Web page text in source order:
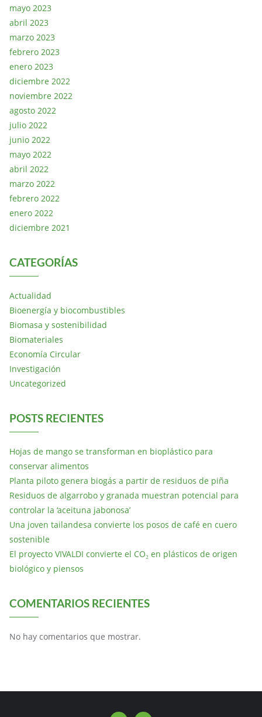
mayo 2023
abril 2023
marzo 2023
febrero 2023
enero 2023
diciembre 2022
noviembre 2022
agosto 2022
julio 2022
junio 2022
mayo 2022
abril 2022
marzo 2022
febrero 2022
enero 2022
diciembre 2021
CATEGORÍAS
Actualidad
Bioenergía y biocombustibles
Biomasa y sostenibilidad
Biomateriales
Economía Circular
Investigación
Uncategorized
POSTS RECIENTES
Hojas de mango se transforman en bioplástico para
conservar alimentos
Planta piloto genera biogás a partir de residuos de piña
Residuos de algarrobo y granada muestran potencial para
controlar la ‘aceituna jabonosa’
Una joven tailandesa convierte los posos de café en cuero
sostenible
El proyecto VIVALDI convierte el CO₂ en plásticos de origen
biológico y piensos
COMENTARIOS RECIENTES
No hay comentarios que mostrar.